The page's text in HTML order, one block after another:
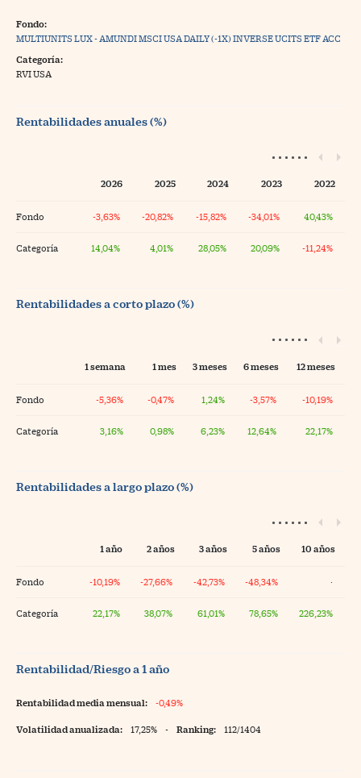
Fondo:
MULTIUNITS LUX - AMUNDI MSCI USA DAILY (-1X) INVERSE UCITS ETF ACC
Categoría:
RVI USA
Rentabilidades anuales (%)
2026 2025 2024 2023 2022
Fondo -3,63% -20,82% -15,82% -34,01% 40,43%
Categoría 14,04% 4,01% 28,05% 20,09% -11,24%
Rentabilidades a corto plazo (%)
1 semana 1 mes 3 meses 6 meses 12 meses
Fondo -5,36% -0,47% 1,24% -3,57% -10,19%
Categoría 3,16% 0,98% 6,23% 12,64% 22,17%
Rentabilidades a largo plazo (%)
1 año 2 años 3 años 5 años 10 años
Fondo -10,19% -27,66% -42,73% -48,34% ·
Categoría 22,17% 38,07% 61,01% 78,65% 226,23%
Rentabilidad/Riesgo a 1 año
Rentabilidad media mensual: -0,49%
Volatilidad anualizada: 17,25% - Ranking: 112/1404